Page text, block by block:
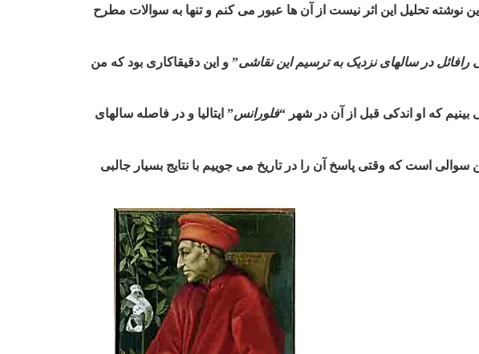
نوشته تحلیل این اثر نیست از آن ها عبور می کنم و تنها به سوالات مطرح
در سالهای نزدیک به ترسیم این نقاشی” و این دقیقاکاری بود که من
“فلورانس” ایتالیا و در فاصله سالهای
است که وقتی پاسخ آن را در تاریخ می جوییم با نتایج بسیار جالبی